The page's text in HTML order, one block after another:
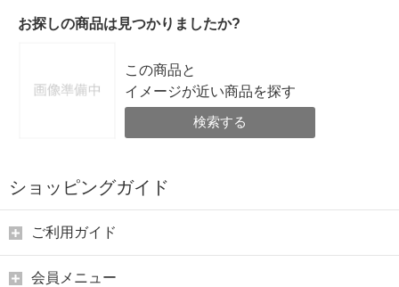
お探しの商品は見つかりましたか?
この商品と
イメージが近い商品を探す
検索する
ショッピングガイド
ご利用ガイド
会員メニュー